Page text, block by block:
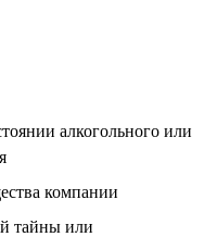
алкогольного или
компании
тайны или